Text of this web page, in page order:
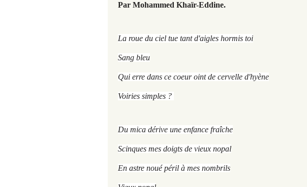
Par Mohammed Khaïr-Eddine.
La roue du ciel tue tant d'aigles hormis toi
Sang bleu
Qui erre dans ce coeur oint de cervelle d'hyène
Voiries simples ?
Du mica dérive une enfance fraîche
Scinques mes doigts de vieux nopal
En astre noué péril à mes nombrils